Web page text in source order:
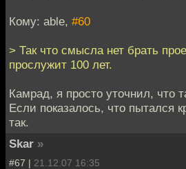
Кому: able, #60
> Так что смысла нет брать
прослужит 100 лет.
Камрад, я просто уточнил, что
Если показалось, что пытался
так.
Skar »
#67 | 21.12.07 16:35